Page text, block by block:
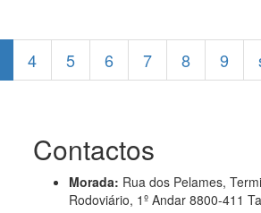
4 5 6 7 8 9
Contactos
Morada: Rua dos Pelames,
Rodoviário, 1º Andar 8800-411